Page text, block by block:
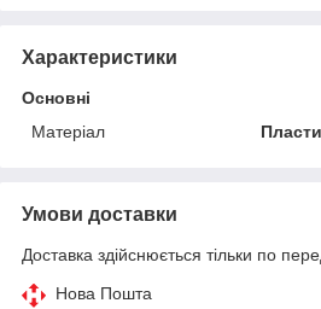
Характеристики
Основні
Матеріал
Умови доставки
Доставка здійснюється тільки по
Нова Пошта